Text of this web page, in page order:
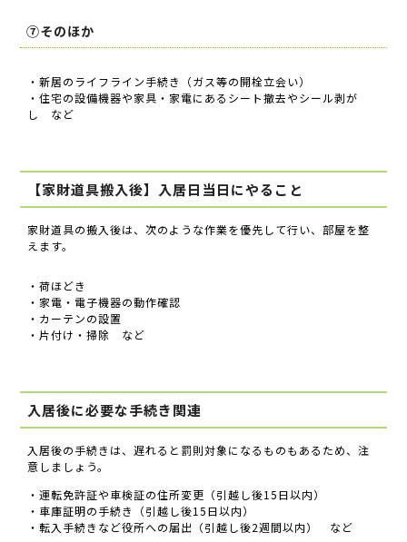
⑦そのほか
・新居のライフライン手続き（ガス等の開栓立会い）
・住宅の設備機器や家具・家電にあるシート撤去やシール剥が
し など
【家財道具搬入後】入居日当日にやること
家財道具の搬入後は、次のような作業を優先して行い、部屋を整
えます。
・荷ほどき
・家電・電子機器の動作確認
・カーテンの設置
・片付け・掃除 など
入居後に必要な手続き関連
入居後の手続きは、遅れると罰則対象になるものもあるため、注
意しましょう。
・運転免許証や車検証の住所変更（引越し後15日以内）
・車庫証明の手続き（引越し後15日以内）
・転入手続きなど役所への届出（引越し後2週間以内） など